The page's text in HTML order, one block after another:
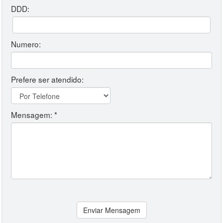
DDD:
Numero:
Prefere ser atendido:
Mensagem: *
Enviar Mensagem